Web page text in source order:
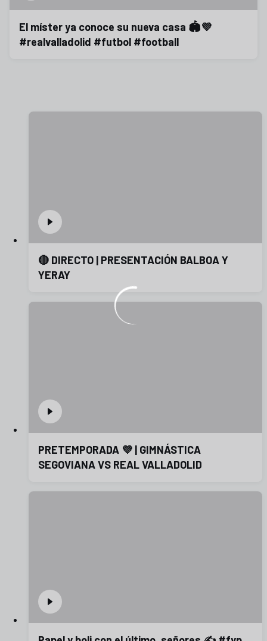
El míster ya conoce su nueva casa 🏟️💜
#realvalladolid #futbol #football
🔴 DIRECTO | PRESENTACIÓN BALBOA Y
YERAY
PRETEMPORADA 💜 | GIMNÁSTICA
SEGOVIANA VS REAL VALLADOLID